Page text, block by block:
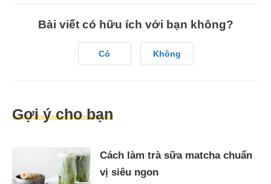
Bài viết có hữu ích với bạn không?
Có Không
Gợi ý cho bạn
Cách làm trà sữa matcha chuẩn
vị siêu ngon